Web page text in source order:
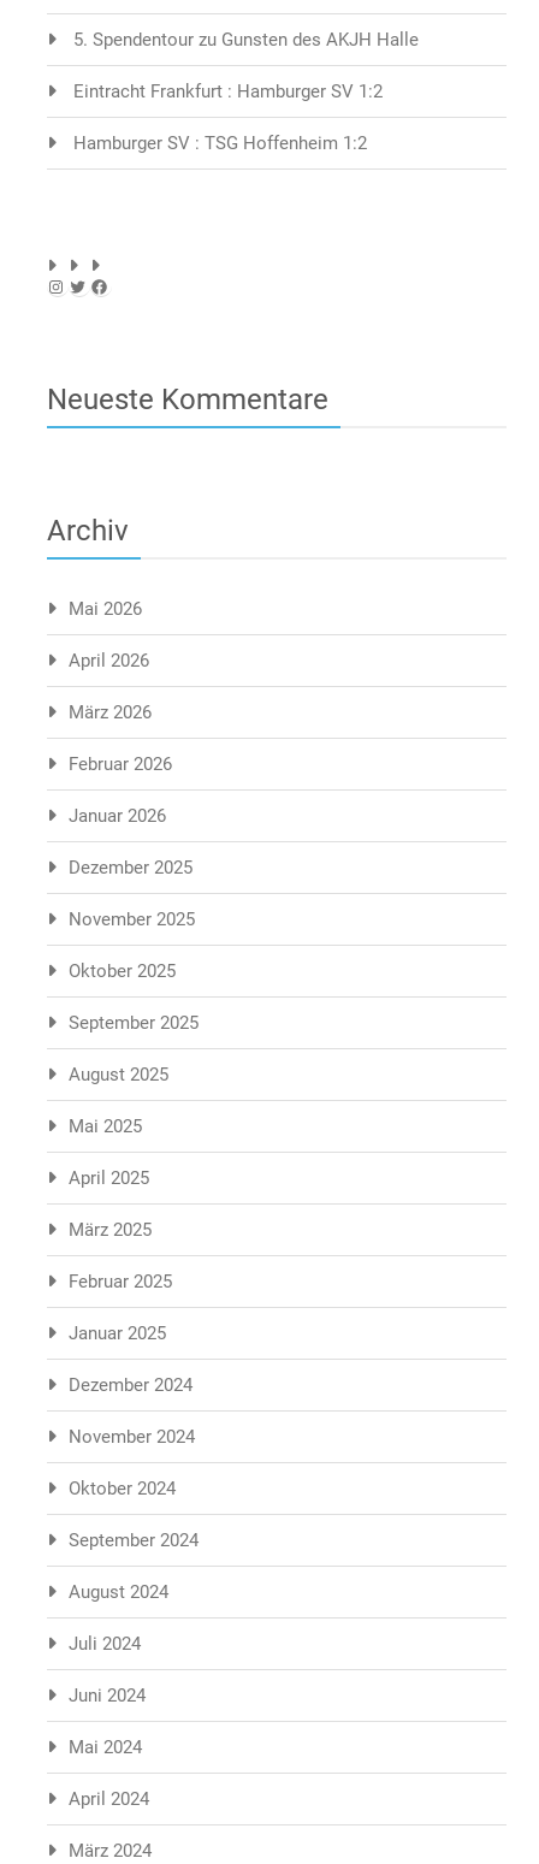
5. Spendentour zu Gunsten des AKJH Halle
Eintracht Frankfurt : Hamburger SV 1:2
Hamburger SV : TSG Hoffenheim 1:2
Instagram
TwitterFacebook
Neueste Kommentare
Archiv
Mai 2026
April 2026
März 2026
Februar 2026
Januar 2026
Dezember 2025
November 2025
Oktober 2025
September 2025
August 2025
Mai 2025
April 2025
März 2025
Februar 2025
Januar 2025
Dezember 2024
November 2024
Oktober 2024
September 2024
August 2024
Juli 2024
Juni 2024
Mai 2024
April 2024
März 2024